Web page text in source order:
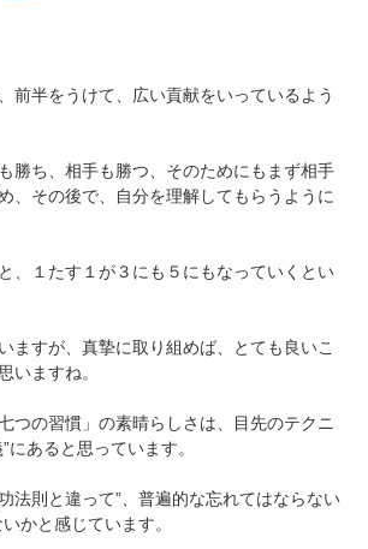
前半をうけて、広い貢献をいっているよう
勝ち、相手も勝つ、そのためにもまず相手
、その後で、自分を理解してもらうように
、１たす１が３にも５にもなっていくとい
ますが、真摯に取り組めば、とても良いこ
いますね。
つの習慣」の素晴らしさは、目先のテクニ
にあると思っています。
法則と違って”、普遍的な忘れてはならない
かと感じています。